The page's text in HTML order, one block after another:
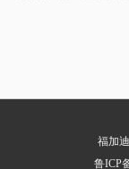
福加
鲁ICP